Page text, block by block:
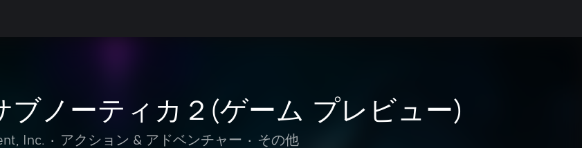
ブノーティカ２(ゲーム プレビュー)
Inc. • アクション & アドベンチャー • その他